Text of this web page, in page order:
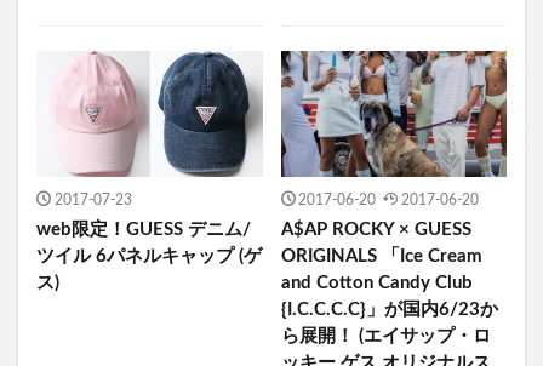
2017-07-23
web限定！GUESS デニム/
ツイル 6パネルキャップ (ゲ
ス)
2017-06-20 2017-06-20
A$AP ROCKY × GUESS
ORIGINALS 「Ice Cream
and Cotton Candy Club
{I.C.C.C.C}」が国内6/23か
ら展開！ (エイサップ・ロ